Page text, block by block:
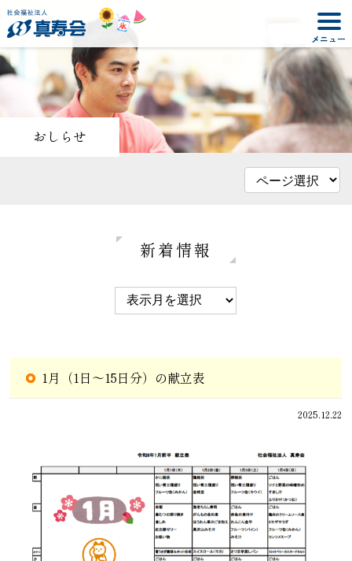
おしらせ
新着情報
1月（1日～15日分）の献立表
2025.12.22